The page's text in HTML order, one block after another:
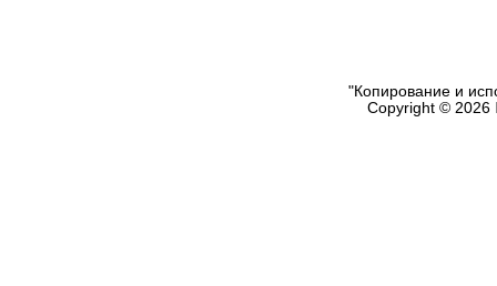
"Копирование и
Copyright © 2026